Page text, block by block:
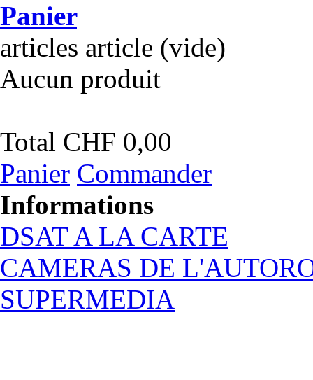
Panier
articles article (vide)
Aucun produit
Total CHF 0,00
Panier Commander
Informations
DSAT A LA CARTE
CAMERAS DE
SUPERMEDIA